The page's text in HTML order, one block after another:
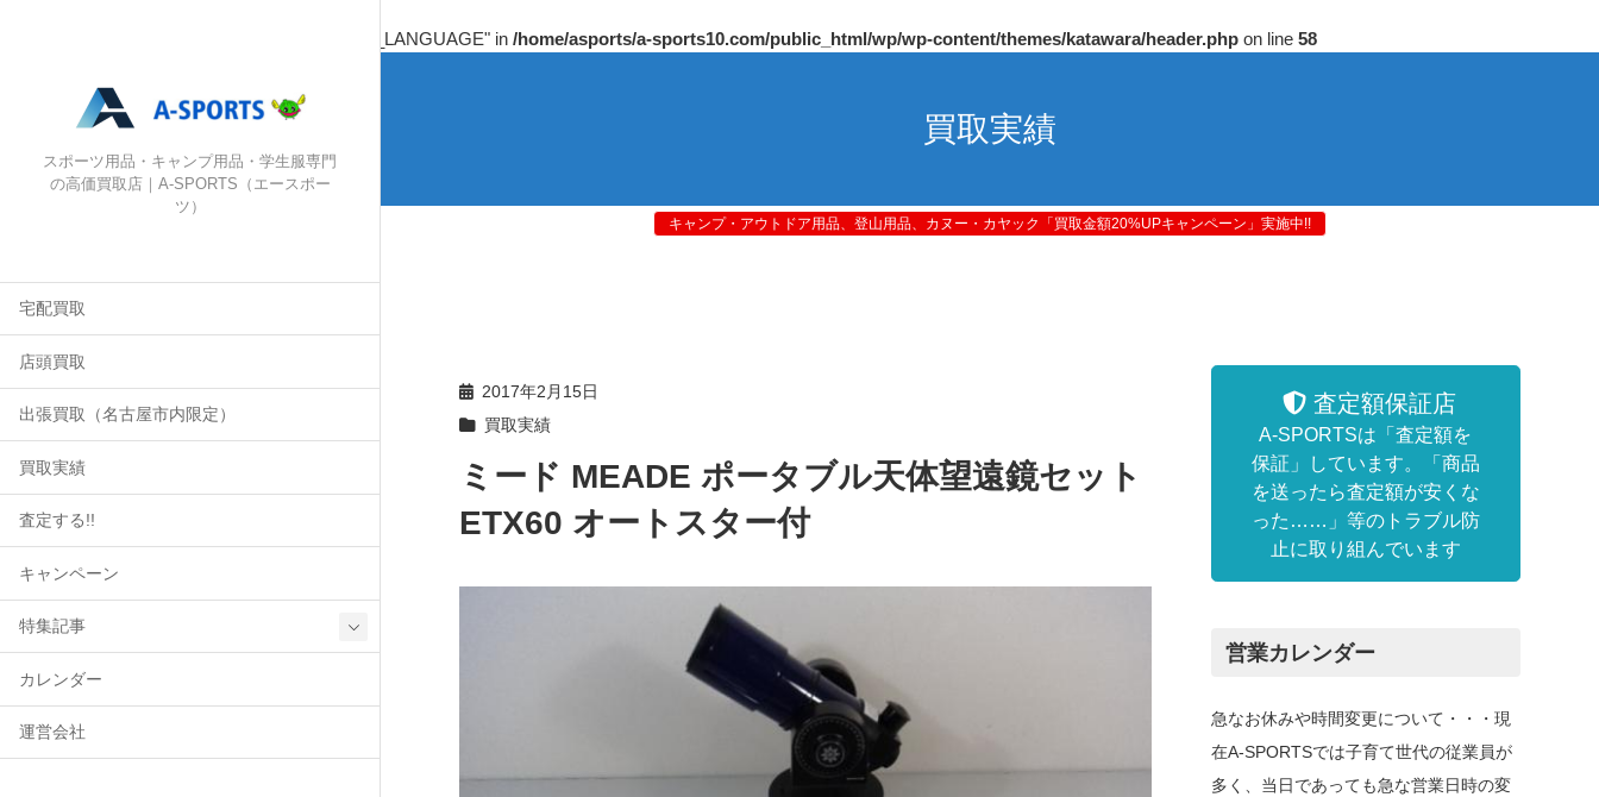
: Undefined array key "HTTP_ACCEPT_LANGUAGE" in /home/asports/a-sports10.com/public_html/wp/wp-content/themes/katawara/header.php on line 58
スポーツ用品・キャンプ用品・学生服専門
の高価買取店｜A-SPORTS（エースポー
ツ）
宅配買取
店頭買取
出張買取（名古屋市内限定）
買取実績
査定する!!
キャンペーン
特集記事
カレンダー
運営会社
買取実績
キャンプ・アウトドア用品、登山用品、カヌー・カヤック「買取金額20%UPキャンペーン」実施中!!
2017年2月15日
買取実績
ミード MEADE ポータブル天体望遠鏡セット
ETX60 オートスター付
査定額保証店
A-SPORTSは「査定額を
保証」しています。「商品
を送ったら査定額が安くな
った……」等のトラブル防
止に取り組んでいます
営業カレンダー
急なお休みや時間変更について・・・現
在A-SPORTSでは子育て世代の従業員が
多く、当日であっても急な営業日時の変